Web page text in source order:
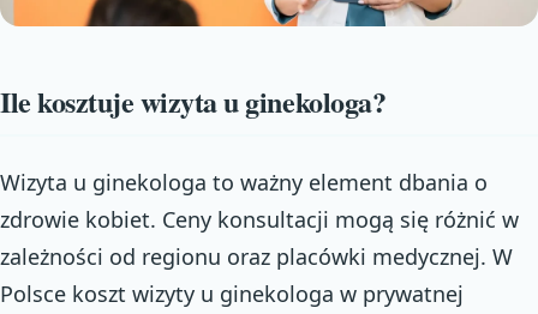
Ile kosztuje wizyta u ginekologa?
Wizyta u ginekologa to ważny element dbania o
zdrowie kobiet. Ceny konsultacji mogą się różnić w
zależności od regionu oraz placówki medycznej. W
Polsce koszt wizyty u ginekologa w prywatnej